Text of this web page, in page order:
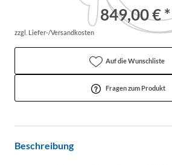
849,00 € *
zzgl. Liefer-/Versandkosten
Auf die Wunschliste
Fragen zum Produkt
Beschreibung